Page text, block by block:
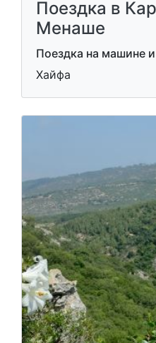
Поездка в
Менаше
Поездка на машине
Хайфа